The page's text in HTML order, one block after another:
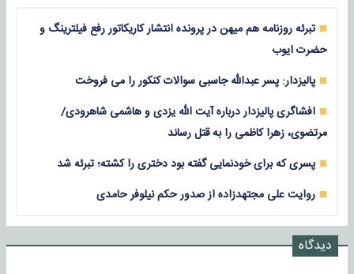
تبرئه روزنامه هم میهن در پرونده انتشار کاریکاتور رفع فیلترینگ و
حضرت ایوب
پالیزدار: پسر ‎عبدالله جاسبی سوالات ‎کنکور را می فروخت
افشاگری پالیزدار درباره آیت الله یزدی و هاشمی شاهرودی/
مرتضوی، زهرا کاظمی را به قتل رساند
پسری که برای خودنمایی گفته بود دختری را کشته؛ تبرئه شد
روایت علی مجتهدزاده از صدور حکم نیلوفر حامدی
دیدگاه